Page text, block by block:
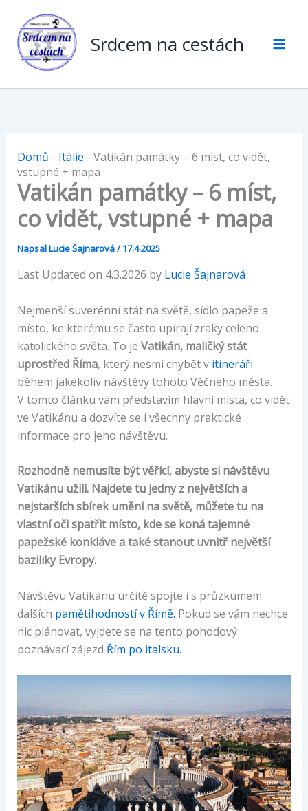
obsah
Srdcem na cestách
Domů - Itálie - Vatikán památky – 6 míst, co vidět,
vstupné + mapa
Vatikán památky – 6 míst,
co vidět, vstupné + mapa
NapsalLucie Šajnarová/17.4.2025
Last Updated on 4.3.2026 by Lucie Šajnarová
Nejmenší suverénní stát na světě, sídlo papeže a
místo, ke kterému se často upírají zraky celého
katolického světa. To je Vatikán, maličký stát
uprostřed Říma, který nesmí chybět v itineráři
během jakékoliv návštěvy tohoto Věčného města.
V tomto článku vám představím hlavní místa, co vidět
ve Vatikánu a dozvíte se i všechny praktické
informace pro jeho návštěvu.
Rozhodně nemusíte být věřící, abyste si návštěvu
Vatikánu užili. Najdete tu jedny z největších a
nejstarších sbírek umění na světě, můžete tu na
vlastní oči spatřit místo, kde se koná tajemné
papežské konkláve a také stanout uvnitř největší
baziliky Evropy.
Návštěvu Vatikánu určitě spojte i s průzkumem
dalších pamětihodností v Římě. Pokud se vám nechce
nic plánovat, vyjdete se na tento pohodový
poznávací zájezd Řím po italsku.